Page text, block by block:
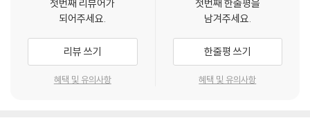
는 것도, 블로그에 글을 쓰는 것도, 책을 쓰는 것도, 집회를 하는 것도 모두
말하기의 한 방식이다. 품위 있는 말하기는 언제나 부족하다. 말하기를 멈
추어서는 안된다. --- p.263
실존의 부담을 회피하는 것은 삶의 근본적 조건을 부인하는 것이다. 그러
나 삶의 근본적 조건은 객관적으로 존재하므로 회피한다고 해서 없어지지
다고 추상적으로 규정한 다음 인생의 모든 개별적인 활동이 무의미하다는
결론으로 나아간다. 우리가 지금 먹고, 자고, 느끼고, 계획하고, 노동하고,
사랑하고, 공부하고, 돌보고, 이야기하는 모든 활동들이 의미가 없다는 것
이다. (‘무의미 논증‘).
첫번째 리뷰어가
되어주세요.
리뷰 쓰기
혜택 및 유의사항
첫번째 한줄평을
남겨주세요.
한줄평 쓰기
혜택 및 유의사항